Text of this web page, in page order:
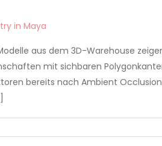
aus dem 3D-Warehouse
mit sichbaren
bereits nach Ambient